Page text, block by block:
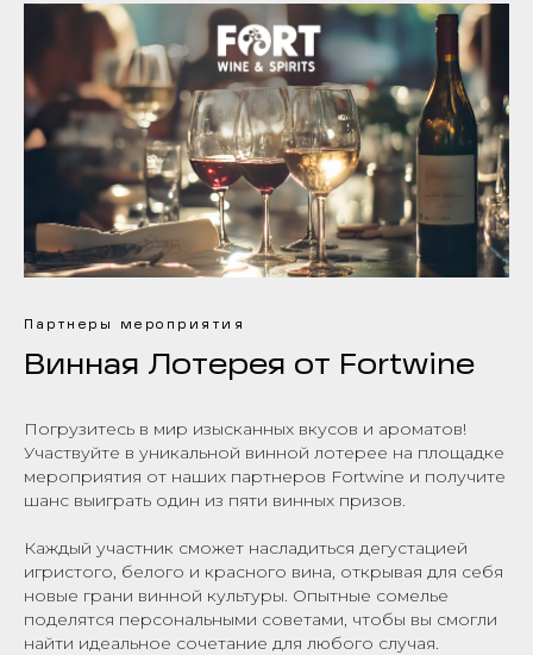
Партнеры мероприятия
Винная Лотерея от Fortwine
Погрузитесь в мир изысканных вкусов и ароматов!
Участвуйте в уникальной винной лотерее на площадке
мероприятия от наших партнеров Fortwine и получите
шанс выиграть один из пяти винных призов.
Каждый участник сможет насладиться дегустацией
игристого, белого и красного вина, открывая для себя
новые грани винной культуры. Опытные сомелье
поделятся персональными советами, чтобы вы смогли
найти идеальное сочетание для любого случая.